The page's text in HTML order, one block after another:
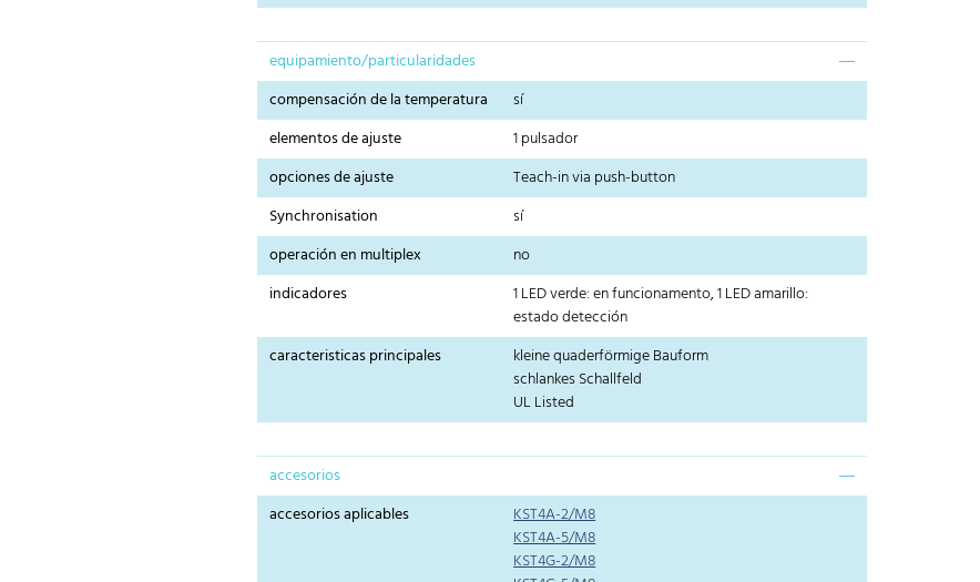
equipamiento/particularidades
compensación de la temperatura
sí
elementos de ajuste
1 pulsador
opciones de ajuste
Teach-in via push-button
Synchronisation
sí
operación en multiplex
no
indicadores
1 LED verde: en funcionamento, 1 LED amarillo:
estado detección
caracteristicas principales
kleine quaderförmige Bauform
schlankes Schallfeld
UL Listed
accesorios
accesorios aplicables
KST4A-2/M8
KST4A-5/M8
KST4G-2/M8